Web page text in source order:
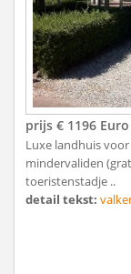
prijs € 1196 Euro
Luxe landhuis
mindervaliden
toeristenstadje ..
detail tekst: